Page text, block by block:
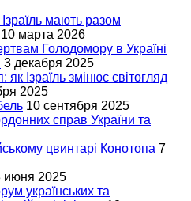
Ізраїль мають разом
10 марта 2026
Голодомору в Україні
3 декабря 2025
як Ізраїль змінює світогляд
2025
10 сентября 2025
справ України та
цвинтарі Конотопа 7
июня 2025
українських та